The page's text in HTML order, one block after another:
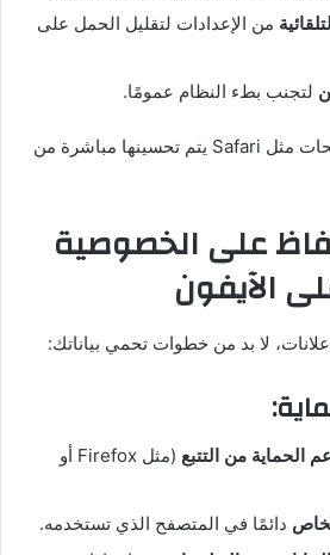
من الإعدادات لتقليل الحمل على
لتجنب بطء النظام عمومًا.
ملاحظة: بعض المتصفحات مثل Safari يتم تحسينها مباشرة من
على الخصوصية
الآيفون
لا بد من خطوات تحمي بياناتك:
الحماية من التتبع
(مثل Firefox أو
دائمًا في المتصفح الذي تستخدمه.